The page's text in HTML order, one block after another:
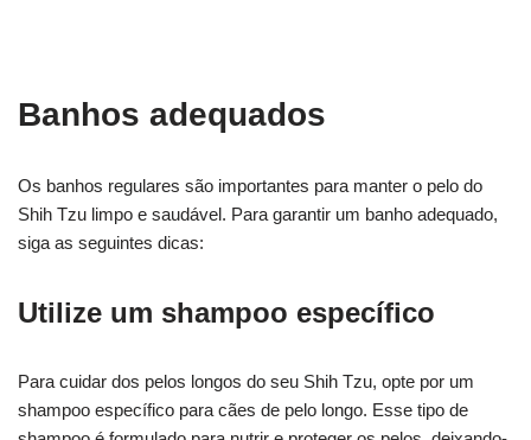
Banhos adequados
Os banhos regulares são importantes para manter o pelo do
Shih Tzu limpo e saudável. Para garantir um banho adequado,
siga as seguintes dicas:
Utilize um shampoo específico
Para cuidar dos pelos longos do seu Shih Tzu, opte por um
shampoo específico para cães de pelo longo. Esse tipo de